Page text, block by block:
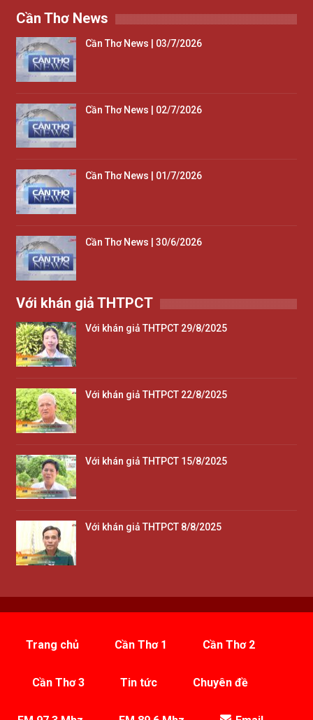
Cần Thơ News
Cần Thơ News | 03/7/2026
Cần Thơ News | 02/7/2026
Cần Thơ News | 01/7/2026
Cần Thơ News | 30/6/2026
Với khán giả THTPCT
Với khán giả THTPCT 29/8/2025
Với khán giả THTPCT 22/8/2025
Với khán giả THTPCT 15/8/2025
Với khán giả THTPCT 8/8/2025
Trang chủ Cần Thơ 1 Cần Thơ 2
Cần Thơ 3 Tin tức Chuyên đề